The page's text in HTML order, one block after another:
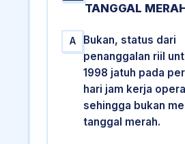
TANGGAL
A
Bukan, status dari
penanggalan riil
1998 jatuh pada
hari jam kerja
sehingga bukan
tanggal merah.